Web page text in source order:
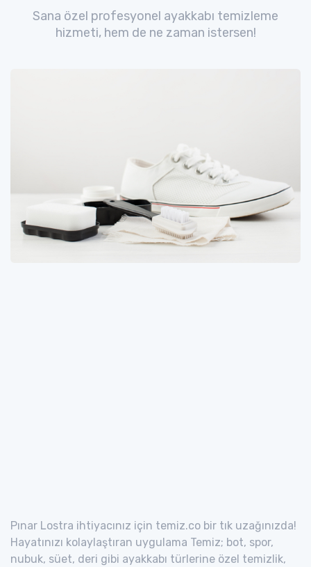
Sana özel profesyonel ayakkabı temizleme
hizmeti, hem de ne zaman istersen!
Pınar Lostra ihtiyacınız için temiz.co bir tık uzağınızda!
Hayatınızı kolaylaştıran uygulama Temiz; bot, spor,
nubuk, süet, deri gibi ayakkabı türlerine özel temizlik,